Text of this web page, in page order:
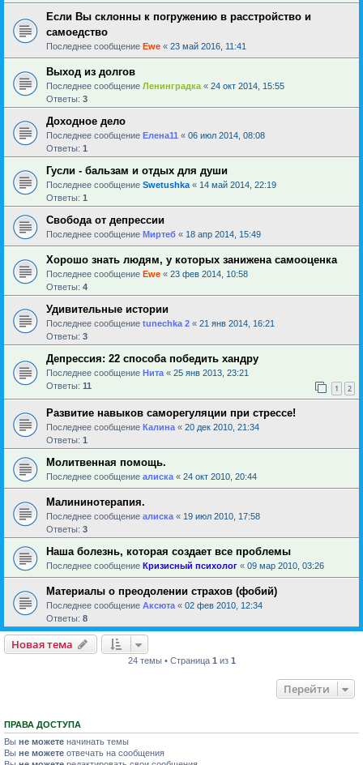
Если Вы склонны к погружению в расстройство и
самоедство
Последнее сообщение Ewe « 23 май 2016, 11:41
Выход из долгов
Последнее сообщение Ленинградка « 24 окт 2014, 15:55
Ответы: 3
Доходное дело
Последнее сообщение Елена11 « 06 июл 2014, 08:08
Ответы: 1
Гусли - бальзам и отдых для души
Последнее сообщение Swetushka « 14 май 2014, 22:19
Ответы: 1
Свобода от депрессии
Последнее сообщение Миртеб « 18 апр 2014, 15:49
Хорошо знать людям, у которых занижена самооценка
Последнее сообщение Ewe « 23 фев 2014, 10:58
Ответы: 4
Удивительные истории
Последнее сообщение tunechka 2 « 21 янв 2014, 16:21
Ответы: 3
Депрессия: 22 способа победить хандру
Последнее сообщение Нита « 25 янв 2013, 23:21
Ответы: 11 1 2
Развитие навыков саморегуляции при стрессе!
Последнее сообщение Калина « 20 дек 2010, 21:34
Ответы: 1
Молитвенная помощь.
Последнее сообщение алиска « 24 окт 2010, 20:44
Малининотерапия.
Последнее сообщение алиска « 19 июл 2010, 17:58
Ответы: 3
Наша болезнь, которая создает все проблемы
Последнее сообщение Кризисный психолог « 09 мар 2010, 03:26
Материалы о преодолении страхов (фобий)
Последнее сообщение Аксюта « 02 фев 2010, 12:34
Ответы: 8
Новая тема
24 темы • Страница 1 из 1
Перейти
ПРАВА ДОСТУПА
Вы не можете начинать темы
Вы не можете отвечать на сообщения